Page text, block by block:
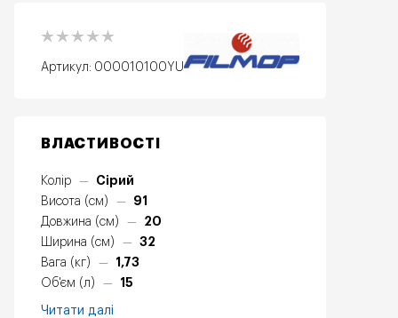
Артикул: 000010100YU
ВЛАСТИВОСТІ
Колір —
Сірий
Висота (см)
—
91
Довжина (см)
—
20
Ширина (см)
—
32
Вага (кг)
—
1,73
Об'єм (л)
— 15
Читати далі